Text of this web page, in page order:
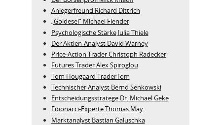
Anlegerfreund Richard Dittrich
„Goldesel“ Michael Flender
Psychologische Stärke Julia Thiele
Der Aktien-Analyst David Warney
Price-Action Trader Christoph Radecker
Futures Trader Alex Spiroglou
Tom Hougaard TraderTom
Technischer Analyst Bernd Senkowski
Entscheidungsstratege Dr. Michael Geke
Fibonacci-Experte Thomas May
Marktanalyst Bastian Galuschka